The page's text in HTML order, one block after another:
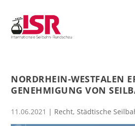
NORDRHEIN-WESTFALEN
GENEHMIGUNG VON
11.06.2021 | Recht,Städtische